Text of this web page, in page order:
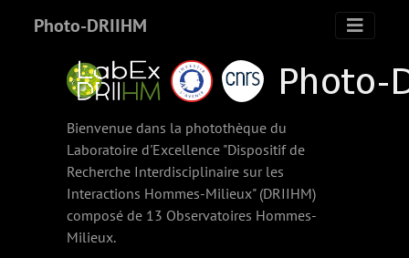
Photo-DRIIHM
Bienvenue dans la photothèque du
Laboratoire d'Excellence "Dispositif de
Recherche Interdisciplinaire sur les
Interactions Hommes-Milieux" (DRIIHM)
composé de 13 Observatoires Hommes-
Milieux.